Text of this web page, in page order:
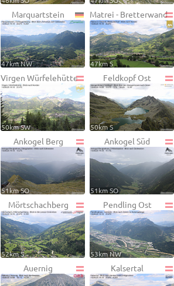
Marquartstein
47km NW
Matrei - Bretterwand
47km S
Virgen Würfelehütte
50km SW
Feldkopf Ost
50km S
Ankogel Berg
51km SO
Ankogel Süd
51km SO
Mörtschachberg
52km S
Pendling Ost
53km NW
Auernig Kalsertal